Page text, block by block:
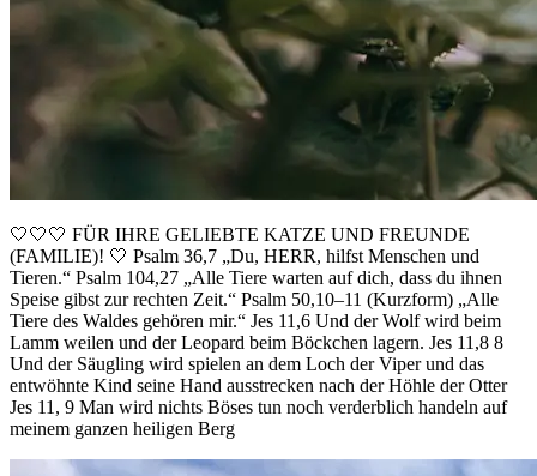
🤍🤍🤍 FÜR IHRE GELIEBTE KATZE UND FREUNDE
(FAMILIE)! 🤍 Psalm 36,7 „Du, HERR, hilfst Menschen und
Tieren.“ Psalm 104,27 „Alle Tiere warten auf dich, dass du ihnen
Speise gibst zur rechten Zeit.“ Psalm 50,10–11 (Kurzform) „Alle
Tiere des Waldes gehören mir.“ Jes 11,6 Und der Wolf wird beim
Lamm weilen und der Leopard beim Böckchen lagern. Jes 11,8 8
Und der Säugling wird spielen an dem Loch der Viper und das
entwöhnte Kind seine Hand ausstrecken nach der Höhle der Otter
Jes 11, 9 Man wird nichts Böses tun noch verderblich handeln auf
meinem ganzen heiligen Berg